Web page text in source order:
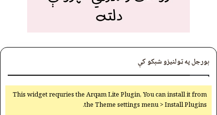
بورجل په ټولنیزو شبکو کې
This widget requries the Arqam Lite Plugin, You can install it from
the Theme settings menu > Install Plugins.